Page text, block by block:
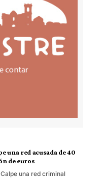
una red acusada de 40
de euros
una red criminal